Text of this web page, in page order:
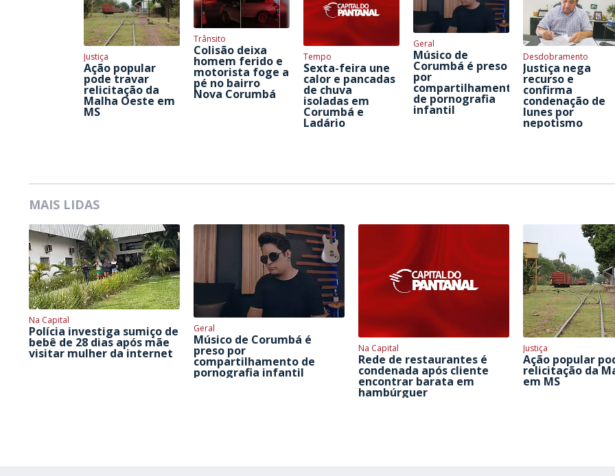
Justiça
Ação popular
pode travar
relicitação da
Malha Oeste em
MS
Trânsito
Colisão deixa
homem ferido e
motorista foge a
pé no bairro
Nova Corumbá
Tempo
Sexta-feira une
calor e pancadas
de chuva
isoladas em
Corumbá e
Ladário
Geral
Músico de
Corumbá é preso
por
compartilhamento
de pornografia
infantil
Desdobramento
Justiça nega
recurso e
confirma
condenação de
Iunes por
nepotismo
MAIS LIDAS
Na Capital
Polícia investiga sumiço de
bebê de 28 dias após mãe
visitar mulher da internet
Geral
Músico de Corumbá é
preso por
compartilhamento de
pornografia infantil
Na Capital
Rede de restaurantes é
condenada após cliente
encontrar barata em
hambúrguer
Justiça
Ação popular
relicitação da
em MS